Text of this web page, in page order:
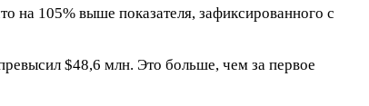
на 105% выше показателя, зафиксированного с
$48,6 млн. Это больше, чем за первое